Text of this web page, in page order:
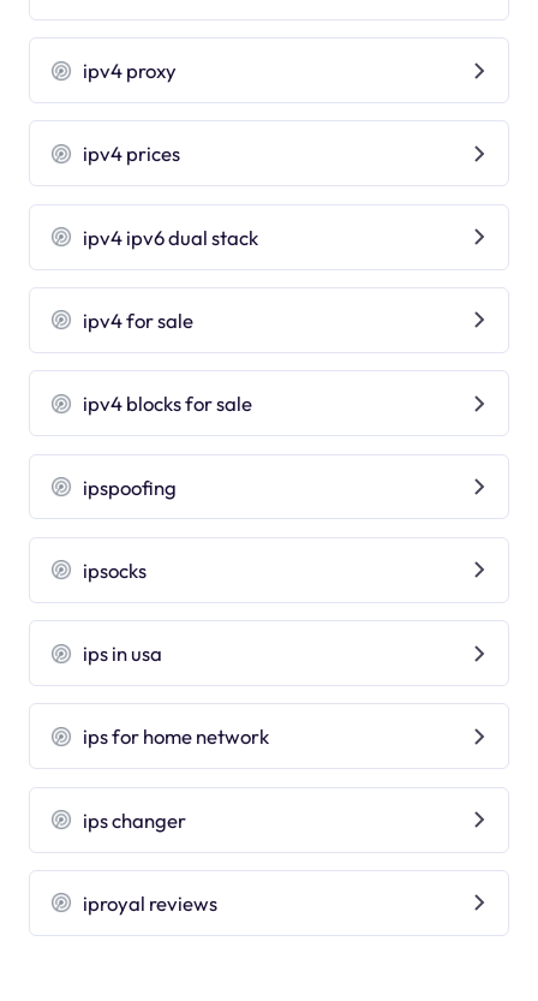
ipv4 proxy
ipv4 prices
ipv4 ipv6 dual stack
ipv4 for sale
ipv4 blocks for sale
ipspoofing
ipsocks
ips in usa
ips for home network
ips changer
iproyal reviews